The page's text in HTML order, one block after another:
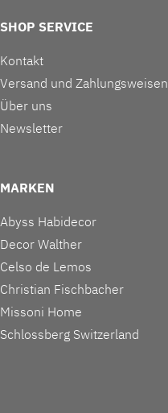
SHOP SERVICE
Kontakt
Versand und Zahlungsweisen
Über uns
Newsletter
MARKEN
Abyss Habidecor
Decor Walther
Celso de Lemos
Christian Fischbacher
Missoni Home
Schlossberg Switzerland